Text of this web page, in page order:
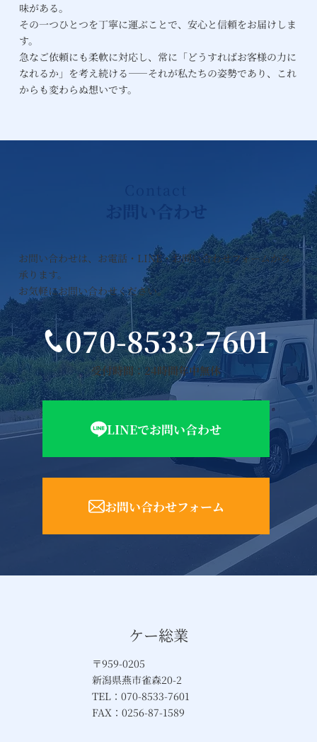
味がある。
その一つひとつを丁寧に運ぶことで、安心と信頼をお届けしま
す。
急なご依頼にも柔軟に対応し、常に「どうすればお客様の力に
なれるか」を考え続ける――それが私たちの姿勢であり、これ
からも変わらぬ想いです。
お問い合わせ
お問い合わせは、お電話・LINE・お問い合わせフォームから
承ります。
お気軽にお問い合わせください。
070-8533-7601
受付時間：24時間年中無休
LINEでお問い合わせ
お問い合わせフォーム
ケー総業
〒959-0205
新潟県燕市雀森20-2
TEL：070-8533-7601
FAX：0256-87-1589